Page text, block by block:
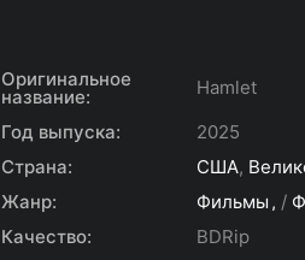
Оригинальное
название:
Hamlet
Год выпуска:
2025
Страна:
США,
Жанр:
Фильмы /
Качество:
BDRip